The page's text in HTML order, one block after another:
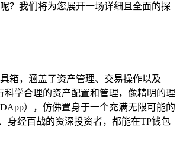
？我们将为您展开一场详细且全面的探
箱，涵盖了资产管理、交易操作以及
学合理的资产配置和管理，像精明的理
），仿佛置身于一个充满无限可能的
身经百战的资深投资者，都能在TP钱包